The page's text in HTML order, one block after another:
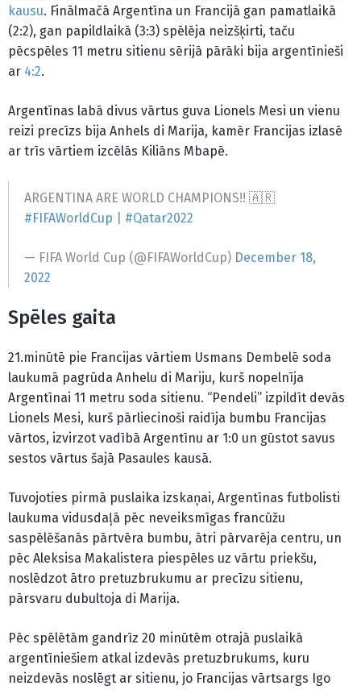
kausu. Finālmačā Argentīna un Francijā gan pamatlaikā
(2:2), gan papildlaikā (3:3) spēlēja neizšķirti, taču
pēcspēles 11 metru sitienu sērijā pārāki bija argentīnieši
ar 4:2.
Argentīnas labā divus vārtus guva Lionels Mesi un vienu
reizi precīzs bija Anhels di Marija, kamēr Francijas izlasē
ar trīs vārtiem izcēlās Kiliāns Mbapē.
ARGENTINA ARE WORLD CHAMPIONS!! 🇦🇷
#FIFAWorldCup
#Qatar2022
— FIFA World Cup (@FIFAWorldCup) December 18,
2022
Spēles gaita
21.minūtē pie Francijas vārtiem Usmans Dembelē soda
laukumā pagrūda Anhelu di Mariju, kurš nopelnīja
Argentīnai 11 metru soda sitienu. “Pendeli” izpildīt devās
Lionels Mesi, kurš pārliecinoši raidīja bumbu Francijas
vārtos, izvirzot vadībā Argentīnu ar 1:0 un gūstot savus
sestos vārtus šajā Pasaules kausā.
Tuvojoties pirmā puslaika izskaņai, Argentīnas futbolisti
laukuma vidusdaļā pēc neveiksmīgas francūžu
saspēlēšanās pārtvēra bumbu, ātri pārvarēja centru, un
pēc Aleksisa Makalistera piespēles uz vārtu priekšu,
noslēdzot ātro pretuzbrukumu ar precīzu sitienu,
pārsvaru dubultoja di Marija.
Pēc spēlētām gandrīz 20 minūtēm otrajā puslaikā
argentīniešiem atkal izdevās pretuzbrukums, kuru
neizdevās noslēgt ar sitienu, jo Francijas vārtsargs Igo